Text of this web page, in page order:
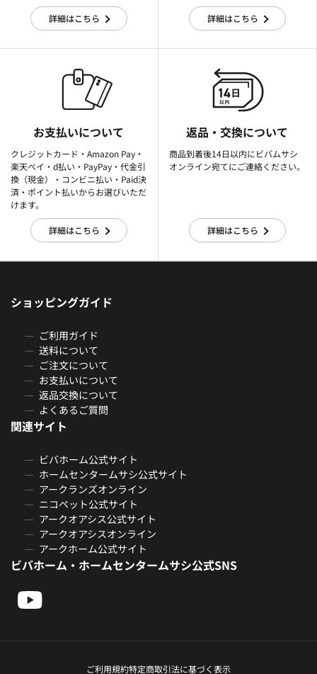
詳細はこちら 詳細はこちら
お支払いについて
クレジットカード・Amazon Pay・
楽天ぺイ・d払い・PayPay・代金引
換（現金）・コンビニ払い・Paid決
済・ポイント払いからお選びいただ
けます。
詳細はこちら
返品・交換について
商品到着後14日以内にビバムサシ
オンライン宛てにご連絡ください。
詳細はこちら
ショッピングガイド
ご利用ガイド
送料について
ご注文について
お支払いについて
返品交換について
よくあるご質問
関連サイト
ビバホーム公式サイト
ホームセンタームサシ公式サイト
アークランズオンライン
ニコペット公式サイト
アークオアシス公式サイト
アークオアシスオンライン
アークホーム公式サイト
ビバホーム・ホームセンタームサシ公式SNS
ご利用規約特定商取引法に基づく表示